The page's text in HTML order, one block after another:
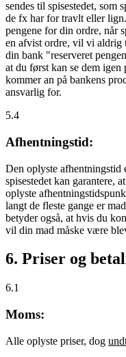
sendes til spisestedet, som
de fx har for travlt eller
pengene for din ordre, når
en afvist ordre, vil vi aldrig
din bank "reserveret
at du først kan se dem
kommer an på bankens
ansvarlig for.
5.4
Afhentningstid:
Den oplyste afhentningstid
spisestedet kan garantere,
oplyste
langt de fleste gange er
betyder også, at hvis du
vil din mad måske være
6. Priser og
6.1
Moms:
Alle oplyste priser, dog